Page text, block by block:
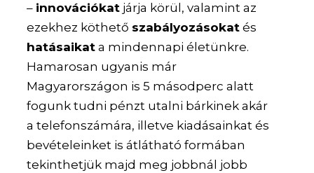
– innovációkat járja körül, valamint az
ezekhez köthető szabályozásokat és
hatásaikat a mindennapi életünkre.
Hamarosan ugyanis már
Magyarországon is 5 másodperc alatt
fogunk tudni pénzt utalni bárkinek akár
a telefonszámára, illetve kiadásainkat és
bevételeinket is átlátható formában
tekinthetjük majd meg jobbnál jobb